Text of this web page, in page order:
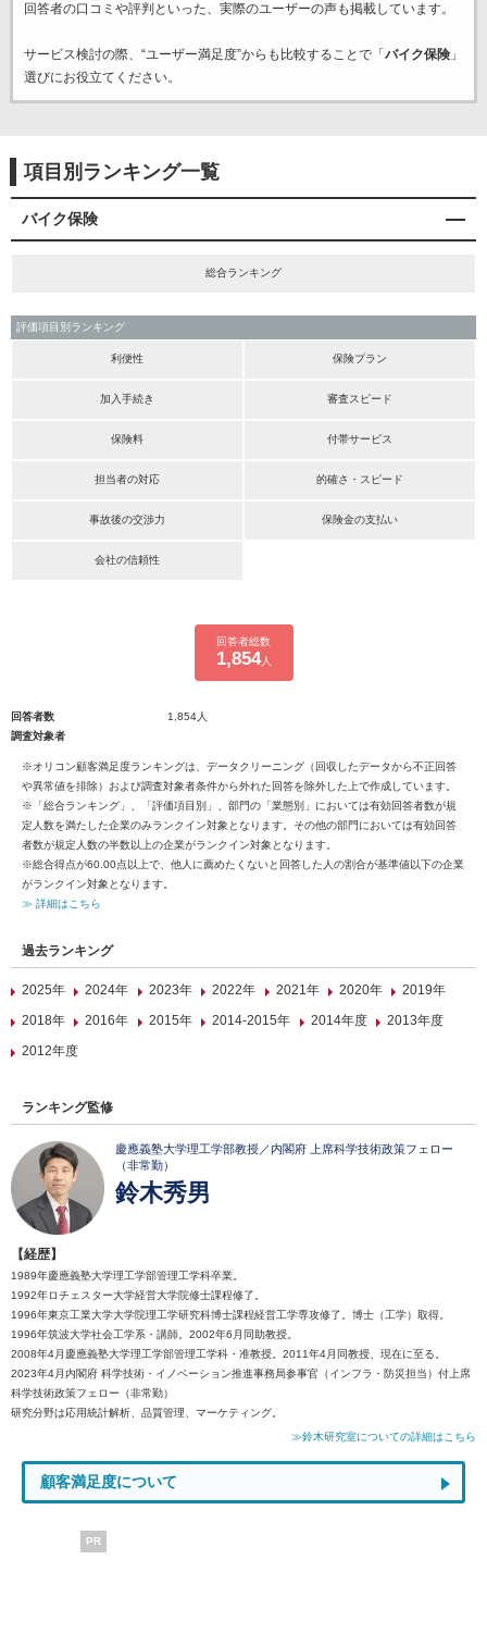
回答者の口コミや評判といった、実際のユーザーの声も掲載しています。
サービス検討の際、“ユーザー満足度”からも比較することで「 バイク保険」
選びにお役立てください。
項目別ランキング一覧
バイク保険
総合ランキング
評価項目別ランキング
利便性 保険プラン
加入手続き 審査スピード
保険料 付帯サービス
担当者の対応 的確さ・スピード
事故後の交渉力 保険金の支払い
会社の信頼性
回答者総数
1,854人
回答者数
1,854人
調査対象者
※オリコン顧客満足度ランキングは、データクリーニング（回収したデータから不正回答
や異常値を排除）および調査対象者条件から外れた回答を除外した上で作成しています。
※「総合ランキング」、「評価項目別」、部門の「業態別」においては有効回答者数が規
定人数を満たした企業のみランクイン対象となります。その他の部門においては有効回答
者数が規定人数の半数以上の企業がランクイン対象となります。
※総合得点が60.00点以上で、他人に薦めたくないと回答した人の割合が基準値以下の企業
がランクイン対象となります。
≫ 詳細はこちら
過去ランキング
2025年 2024年 2023年 2022年 2021年 2020年
2019年
2018年
2016年 2015年 2014-2015年 2014年度
2013年度
2012年度
ランキング監修
慶應義塾大学理工学部教授／内閣府 上席科学技術政策フェロー
（非常勤）
鈴木秀男
【経歴】
1989年慶應義塾大学理工学部管理工学科卒業。
1992年ロチェスター大学経営大学院修士課程修了。
1996年東京工業大学大学院理工学研究科博士課程経営工学専攻修了。博士（工学）取得。
1996年筑波大学社会工学系・講師。2002年6月同助教授。
2008年4月慶應義塾大学理工学部管理工学科・准教授。2011年4月同教授、現在に至る。
2023年4月内閣府 科学技術・イノベーション推進事務局参事官（インフラ・防災担当）付上席
科学技術政策フェロー（非常勤）
研究分野は応用統計解析、品質管理、マーケティング。
≫鈴木研究室についての詳細はこちら
顧客満足度について
PR